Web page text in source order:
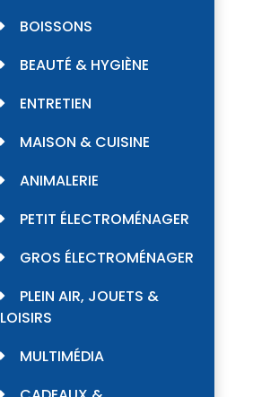
BOISSONS
BEAUTÉ & HYGIÈNE
ENTRETIEN
MAISON & CUISINE
ANIMALERIE
PETIT ÉLECTROMÉNAGER
GROS ÉLECTROMÉNAGER
PLEIN AIR, JOUETS &
LOISIRS
MULTIMÉDIA